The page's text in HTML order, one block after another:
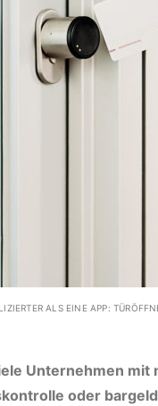
ALS EINE APP:
Unternehmen mit
oder